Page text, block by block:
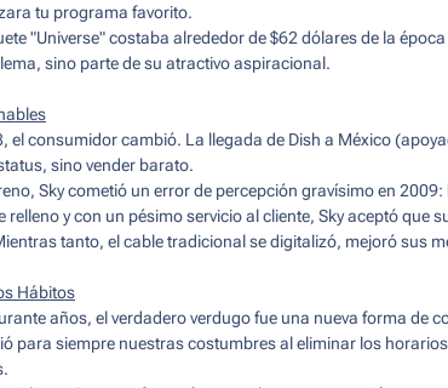
tu programa favorito.
"Universe" costaba alrededor de $62 dólares de la
sino parte de su atractivo aspiracional.
el consumidor cambió. La llegada de Dish a México
sino vender barato.
Sky cometió un error de percepción gravísimo en 2009:
y con un pésimo servicio al cliente, Sky aceptó que
tanto, el cable tradicional se digitalizó, mejoró sus
Hábitos
años, el verdadero verdugo fue una nueva forma de
para siempre nuestras costumbres al eliminar los